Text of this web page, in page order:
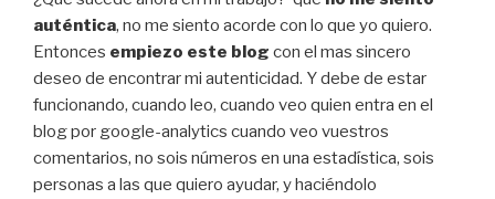
auténtica, no me siento acorde con lo que yo quiero.
Entonces empiezo este blog con el mas sincero
deseo de encontrar mi autenticidad. Y debe de estar
funcionando, cuando leo, cuando veo quien entra en el
blog por google-analytics cuando veo vuestros
comentarios, no sois números en una estadística, sois
personas a las que quiero ayudar, y haciéndolo